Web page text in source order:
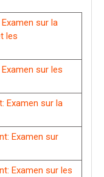
sur la
les
sur les
Examen sur la
Examen sur
Examen sur les